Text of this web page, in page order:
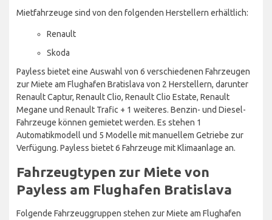
Mietfahrzeuge sind von den folgenden Herstellern erhältlich:
Renault
Skoda
Payless bietet eine Auswahl von 6 verschiedenen Fahrzeugen
zur Miete am Flughafen Bratislava von 2 Herstellern, darunter
Renault Captur, Renault Clio, Renault Clio Estate, Renault
Megane und Renault Trafic + 1 weiteres. Benzin- und Diesel-
Fahrzeuge können gemietet werden. Es stehen 1
Automatikmodell und 5 Modelle mit manuellem Getriebe zur
Verfügung. Payless bietet 6 Fahrzeuge mit Klimaanlage an.
Fahrzeugtypen zur Miete von
Payless am Flughafen Bratislava
Folgende Fahrzeuggruppen stehen zur Miete am Flughafen